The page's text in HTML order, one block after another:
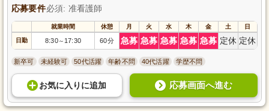
応募要件必須: 准看護師
就業時間 休憩 月 火 水 木 金 土 日
日勤 8:30～ 17:30 60分 急募 急募 急募 急募 急募 定休 定休
新卒可 未経験可 50代活躍 年齢不問 40代活躍 学歴不問
お気に入り に追加 応募画面へ進む